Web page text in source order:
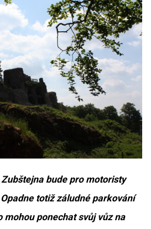
bude pro motoristy
totiž záludné parkování
ponechat svůj vůz na